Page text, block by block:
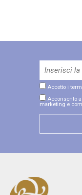
Accetto i
Acconsento
marketing e